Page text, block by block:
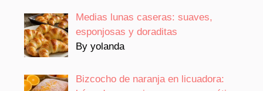
Medias lunas caseras: suaves,
esponjosas y doraditas
By yolanda
Bizcocho de naranja en licuadora: